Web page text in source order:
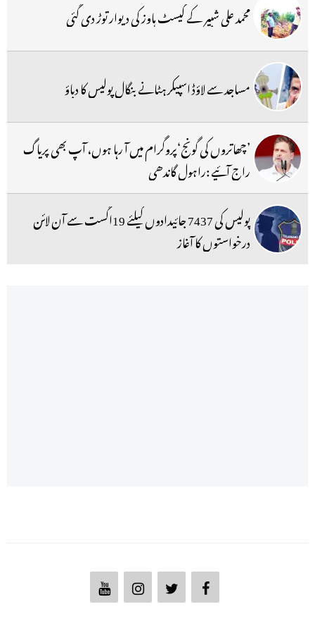
محمد علی شبیر کے گیسٹ ہاوز کی دیوار توڑ دی گئی
مساجد سے لاؤڈ اسپیکر ہٹانے بنگال پولیس کا دباؤ
’چھاتروں کی گونج‘پروگرام میں آ رہا ہوں، آپ بھی پریاگ
راج آئیے :راہول گاندھی
پولیس کی 7437 جائیدادوں کیلئے 19اگست سے آن لائن
درخواستوں کا آغاز